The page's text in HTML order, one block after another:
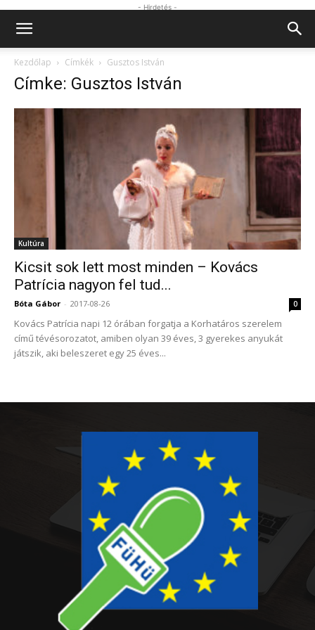
- Hirdetés -
Kezdőlap Címkék Gusztos István
Címke: Gusztos István
Kultúra
Kicsit sok lett most minden – Kovács
Patrícia nagyon fel tud...
Bóta Gábor - 2017-08-26 0
Kovács Patrícia napi 12 órában forgatja a Korhatáros szerelem
című tévésorozatot, amiben olyan 39 éves, 3 gyerekes anyukát
játszik, aki beleszeret egy 25 éves...